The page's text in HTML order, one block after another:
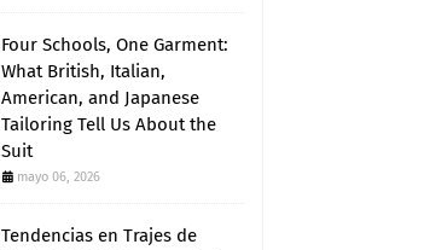
Four Schools, One Garment:
What British, Italian,
American, and Japanese
Tailoring Tell Us About the
Suit
mayo 06, 2026
Tendencias en Trajes de